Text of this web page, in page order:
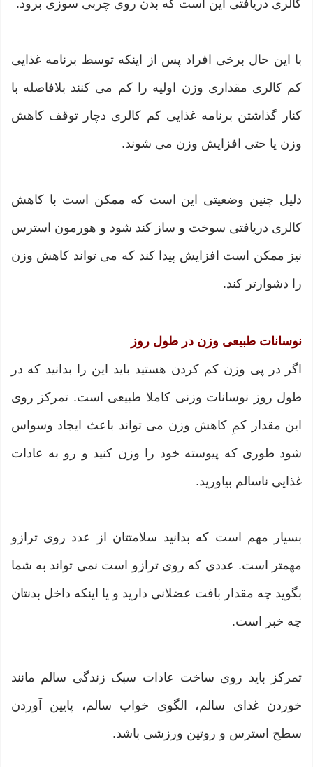
کالری دریافتی این است که بدن روی چربی سوزی برود.
با این حال برخی افراد پس از اینکه توسط برنامه غذایی
کم کالری مقداری وزن اولیه را کم می کنند بلافاصله با
کنار گذاشتن برنامه غذایی کم کالری دچار توقف کاهش
وزن یا حتی افزایش وزن می شوند.
دلیل چنین وضعیتی این است که ممکن است با کاهش
کالری دریافتی سوخت و ساز کند شود و هورمون استرس
نیز ممکن است افزایش پیدا کند که می تواند کاهش وزن
را دشوارتر کند.
نوسانات طبیعی وزن در طول روز
اگر در پی وزن کم کردن هستید باید این را بدانید که در
طول روز نوسانات وزنی کاملا طبیعی است. تمرکز روی
این مقدار کمِ کاهش وزن می تواند باعث ایجاد وسواس
شود طوری که پیوسته خود را وزن کنید و رو به عادات
غذایی ناسالم بیاورید.
بسیار مهم است که بدانید سلامتتان از عدد روی ترازو
مهمتر است. عددی که روی ترازو است نمی تواند به شما
بگوید چه مقدار بافت عضلانی دارید و یا اینکه داخل بدنتان
چه خبر است.
تمرکز باید روی ساخت عادات سبک زندگی سالم مانند
خوردن غذای سالم، الگوی خواب سالم، پایین آوردن
سطح استرس و روتین ورزشی باشد.